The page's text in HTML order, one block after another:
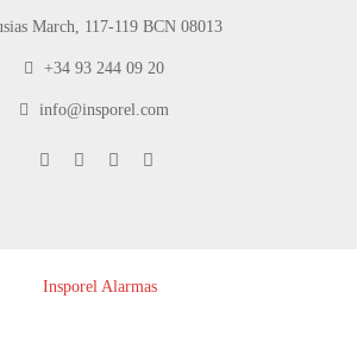
March, 117-119 BCN 08013
+34 93 244 09 20
info@insporel.com